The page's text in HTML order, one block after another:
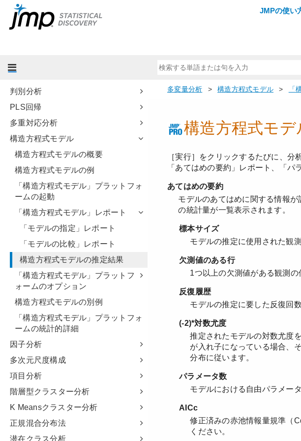
予測モデルおよび発展的なモデル
多変量分析
判別分析
PLS回帰
多重対応分析
構造方程式モデル
構造方程式モデルの概要
構造方程式モデルの例
「構造方程式モデル」プラットフォ
ームの起動
「構造方程式モデル」レポート
「モデルの指定」レポート
「モデルの比較」レポート
構造方程式モデルの推定結果
「構造方程式モデル」プラットフ
ォームのオプション
構造方程式モデルの別例
「構造方程式モデル」プラットフォ
ームの統計的詳細
因子分析
多次元尺度構成
項目分析
階層型クラスター分析
K Meansクラスター分析
正規混合分布法
潜在クラス分析